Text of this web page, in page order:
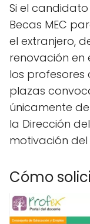
Si el
Becas MEC
el extranjero,
renovación en
los
plazas
únicamente
la Dirección
motivación
Cómo